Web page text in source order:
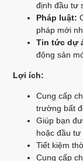
định đầu tư
Pháp luật:
pháp mới
Tin tức dự
động sản
Lợi ích:
Cung cấp
trường bất
Giúp bạn
hoặc đầu tư
Tiết kiệm
Cung cấp